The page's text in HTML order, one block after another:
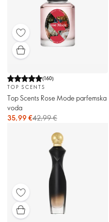
(160)
TOP SCENTS
Top Scents Rose Mode parfemska
voda
35,99 €42,99 €